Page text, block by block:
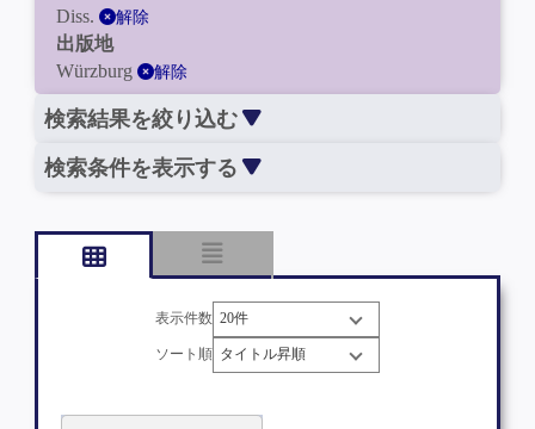
Diss.
解除
出版地
Würzburg
解除
検索結果を絞り込む
検索条件を表示する
表示件数
ソート順